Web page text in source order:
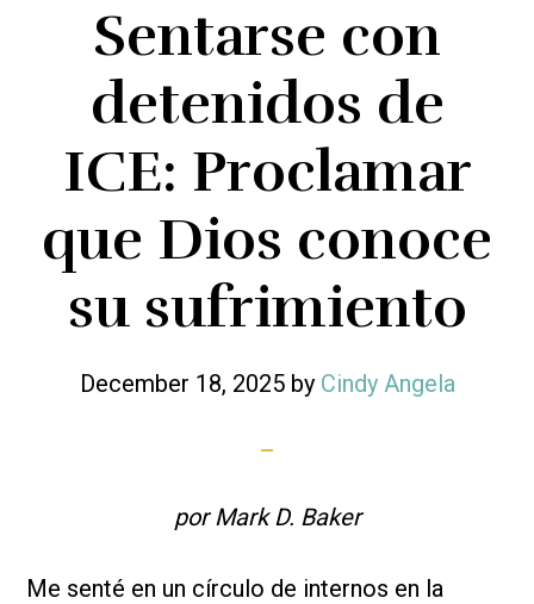
Sentarse con
detenidos de
ICE: Proclamar
que Dios conoce
su sufrimiento
December 18, 2025by Cindy Angela
por Mark D. Baker
Me senté en un círculo de internos en la